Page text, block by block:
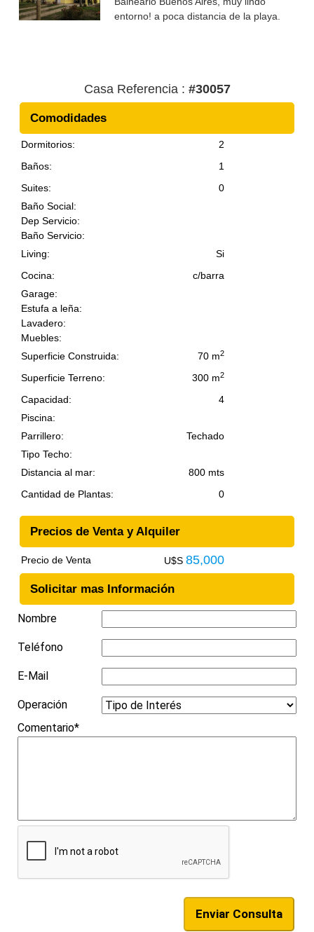
títulos y documentación al día. A 800 m
del mar muy cercana a importante
entorno! a poca distancia de la playa.
luminosa. Jardín totalmente cercado,
cochera. Consulte más información
Casa Referencia : #30057
Comodidades
Dormitorios:
2
Baños:
1
Suites:
0
Baño Social:
Dep Servicio:
Baño Servicio:
Living:
Si
Cocina:
c/barra
Garage:
Estufa a leña:
Lavadero:
Muebles:
Superficie Construida:
70 m2
Superficie Terreno: 300 m2
Capacidad:
4
Piscina:
Parrillero:
Techado
Tipo Techo:
Distancia al mar:
800 mts
Cantidad de Plantas:
0
Precios de Venta y Alquiler
Precio de Venta U$S 85,000
Solicitar mas Información
Nombre
Teléfono
E-Mail
Operación
Comentario*